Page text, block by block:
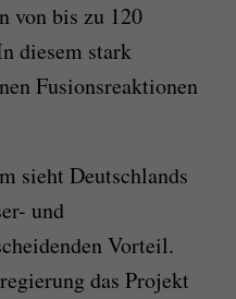
von bis zu 120
diesem stark
Fusionsreaktionen
sieht Deutschlands
und
Vorteil.
das Projekt